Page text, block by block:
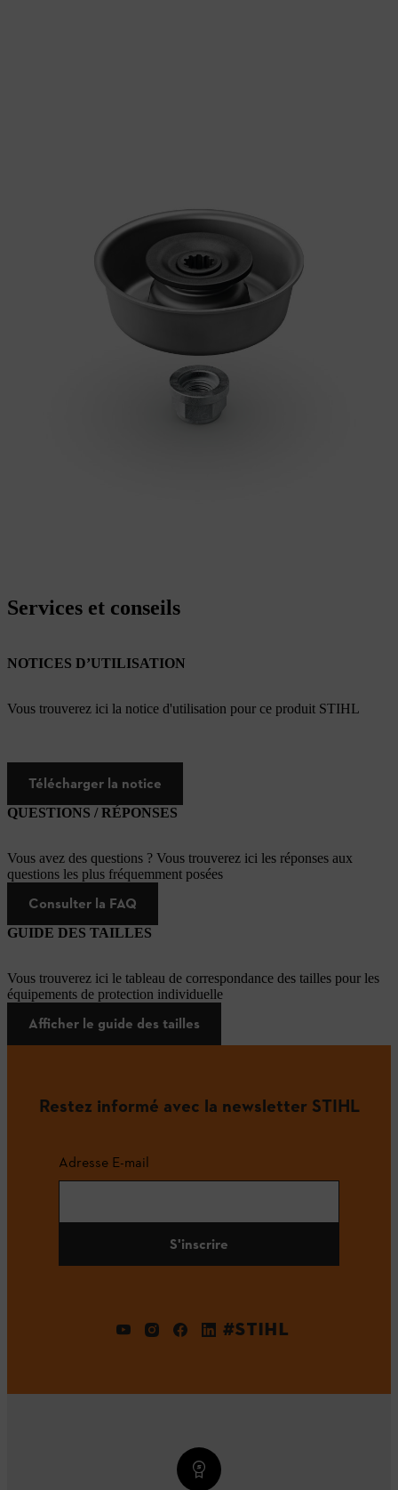
Services et conseils
NOTICES D’UTILISATION
Vous trouverez ici la notice d'utilisation pour ce produit STIHL
Télécharger la notice
QUESTIONS / RÉPONSES
Vous avez des questions ? Vous trouverez ici les réponses aux
questions les plus fréquemment posées
Consulter la FAQ
GUIDE DES TAILLES
Vous trouverez ici le tableau de correspondance des tailles pour les
équipements de protection individuelle
Afficher le guide des tailles
Restez informé avec la newsletter STIHL
Adresse E-mail
S'inscrire
#STIHL